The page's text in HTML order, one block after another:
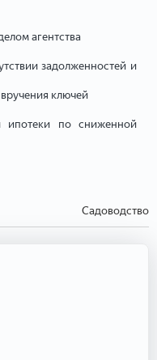
агентства
задолженностей и
ключей
ипотеки по сниженной
Садоводство